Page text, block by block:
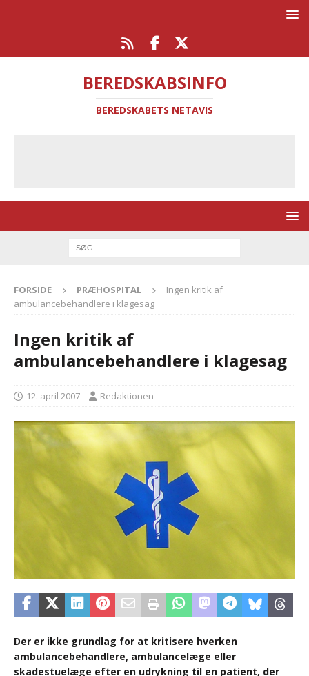
BEREDSKABSINFO
BEREDSKABETS NETAVIS
FORSIDE PRÆHOSPITAL
Ingen kritik af
ambulancebehandlere i klagesag
Ingen kritik af
ambulancebehandlere i klagesag
12. april 2007 Redaktionen
Der er ikke grundlag for at kritisere hverken
ambulancebehandlere, ambulancelæge eller
skadestuelæge efter en udrykning til en patient, der